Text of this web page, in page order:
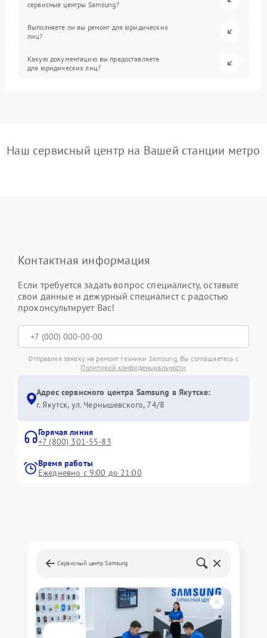
сервисные центры Samsung?
Выполняете ли вы ремонт для юридических
лиц?
Какую документацию вы предоставляете
для юридических лиц?
Наш сервисный центр на Вашей станции метро
Контактная информация
Если требуется задать вопрос специалисту, оставьте
свои данные и дежурный специалист с радостью
проконсультирует Вас!
Отправляя заявку на ремонт техники Samsung, Вы соглашаетесь с
Политикой конфиденциальности
Адрес сервисного центра Samsung в Якутске:
г. Якутск, ул. Чернышевского, 74/8
Горячая линия
+7 (800) 301-55-83
Время работы
Ежедневно с 9:00 до 21:00
Сервисный центр Samsung